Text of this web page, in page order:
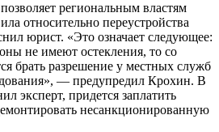
региональным властям
относительно переустройства
юрист. «Это означает следующее:
не имеют остекления, то со
брать разрешение у местных служб
— предупредил Крохин. В
эксперт, придется заплатить
несанкционированную